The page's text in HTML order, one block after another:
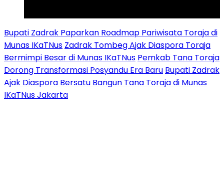
Bupati Zadrak Paparkan Roadmap Pariwisata Toraja di
Munas IKaTNus Zadrak Tombeg Ajak Diaspora Toraja
Bermimpi Besar di Munas IKaTNus Pemkab Tana Toraja
Dorong Transformasi Posyandu Era Baru Bupati Zadrak
Ajak Diaspora Bersatu Bangun Tana Toraja di Munas
IKaTNus Jakarta